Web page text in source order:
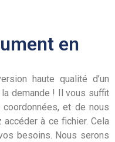
en
haute qualité d’un
la demande ! Il vous suffit
et de nous
à ce fichier. Cela
besoins. Nous serons